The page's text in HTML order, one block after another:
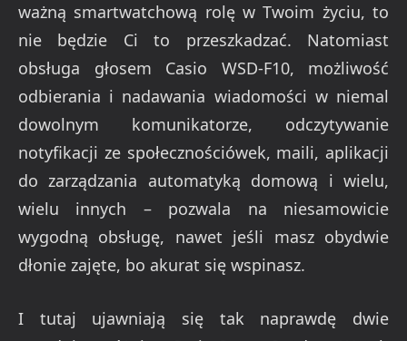
ważną smartwatchową rolę w Twoim życiu, to
nie będzie Ci to przeszkadzać. Natomiast
obsługa głosem Casio WSD-F10, możliwość
odbierania i nadawania wiadomości w niemal
dowolnym komunikatorze, odczytywanie
notyfikacji ze społecznościówek, maili, aplikacji
do zarządzania automatyką domową i wielu,
wielu innych – pozwala na niesamowicie
wygodną obsługę, nawet jeśli masz obydwie
dłonie zajęte, bo akurat się wspinasz.
I tutaj ujawniają się tak naprawdę dwie